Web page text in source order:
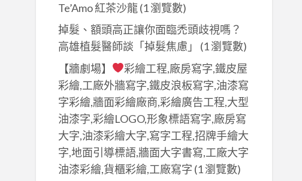
Te’Amo 紅茶沙龍 (1 瀏覽數)
掉髮、額頭高正讓你面臨禿頭歧視嗎？
高雄植髮醫師談「掉髮焦慮」
(1 瀏覽數)
【牆劇場】
彩繪工程,廠房寫字,鐵皮屋
彩繪,工廠外牆寫字,鐵皮浪板寫字,油漆寫
字彩繪,牆面彩繪廠商,彩繪廣告工程,大型
油漆字,彩繪LOGO,形象標語寫字,廠房寫
大字,油漆彩繪大字,寫字工程,招牌手繪大
字,地面引導標語,牆面大字書寫,工廠大字
油漆彩繪,貨櫃彩繪,工廠寫字 (1 瀏覽數)